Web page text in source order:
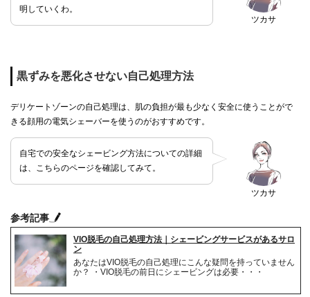
ツカサ
明していくわ。
黒ずみを悪化させない自己処理方法
デリケートゾーンの自己処理は、肌の負担が最も少なく安全に使うことがで
きる顔用の電気シェーバーを使うのがおすすめです。
ツカサ
自宅での安全なシェービング方法についての詳細
は、こちらのページを確認してみて。
参考記事
VIO脱毛の自己処理方法｜シェービングサービスがあるサロ
ン
あなたはVIO脱毛の自己処理にこんな疑問を持っていません
か？ ・VIO脱毛の前日にシェービングは必要・・・